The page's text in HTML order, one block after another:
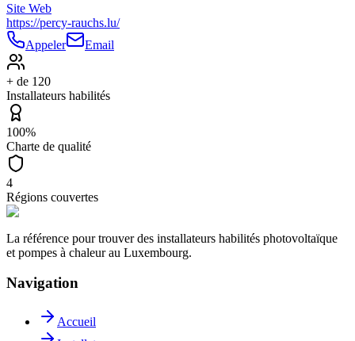
Site Web
https://percy-rauchs.lu/
Appeler
Email
+ de 120
Installateurs habilités
100%
Charte de qualité
4
Régions couvertes
La référence pour trouver des installateurs habilités photovoltaïque
et pompes à chaleur au Luxembourg.
Navigation
Accueil